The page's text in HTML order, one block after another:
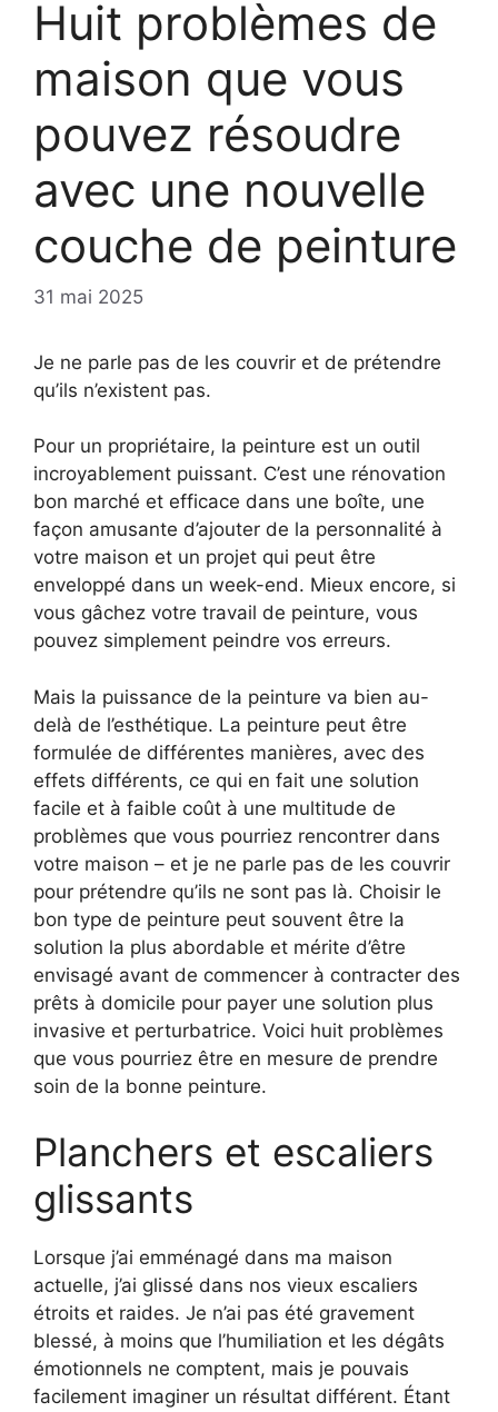
Huit problèmes de
maison que vous
pouvez résoudre
avec une nouvelle
couche de peinture
31 mai 2025
Je ne parle pas de les couvrir et de prétendre
qu’ils n’existent pas.
Pour un propriétaire, la peinture est un outil
incroyablement puissant. C’est une rénovation
bon marché et efficace dans une boîte, une
façon amusante d’ajouter de la personnalité à
votre maison et un projet qui peut être
enveloppé dans un week-end. Mieux encore, si
vous gâchez votre travail de peinture, vous
pouvez simplement peindre vos erreurs.
Mais la puissance de la peinture va bien au-
delà de l’esthétique. La peinture peut être
formulée de différentes manières, avec des
effets différents, ce qui en fait une solution
facile et à faible coût à une multitude de
problèmes que vous pourriez rencontrer dans
votre maison – et je ne parle pas de les couvrir
pour prétendre qu’ils ne sont pas là. Choisir le
bon type de peinture peut souvent être la
solution la plus abordable et mérite d’être
envisagé avant de commencer à contracter des
prêts à domicile pour payer une solution plus
invasive et perturbatrice. Voici huit problèmes
que vous pourriez être en mesure de prendre
soin de la bonne peinture.
Planchers et escaliers
glissants
Lorsque j’ai emménagé dans ma maison
actuelle, j’ai glissé dans nos vieux escaliers
étroits et raides. Je n’ai pas été gravement
blessé, à moins que l’humiliation et les dégâts
émotionnels ne comptent, mais je pouvais
facilement imaginer un résultat différent. Étant